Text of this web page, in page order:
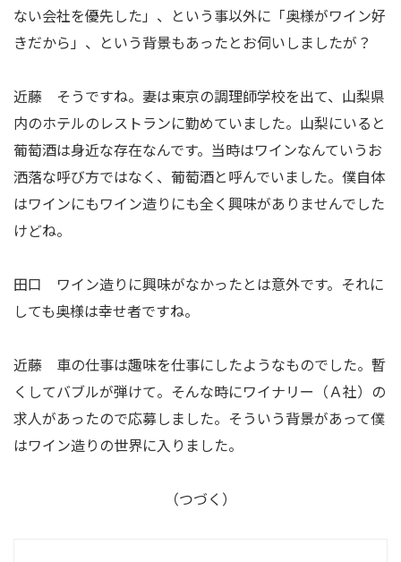
ない会社を優先した」、という事以外に「奥様がワイン好
きだから」、という背景もあったとお伺いしましたが？
近藤 そうですね。妻は東京の調理師学校を出て、山梨県
内のホテルのレストランに勤めていました。山梨にいると
葡萄酒は身近な存在なんです。当時はワインなんていうお
洒落な呼び方ではなく、葡萄酒と呼んでいました。僕自体
はワインにもワイン造りにも全く興味がありませんでした
けどね。
田口 ワイン造りに興味がなかったとは意外です。それに
しても奥様は幸せ者ですね。
近藤 車の仕事は趣味を仕事にしたようなものでした。暫
くしてバブルが弾けて。そんな時にワイナリー（Ａ社）の
求人があったので応募しました。そういう背景があって僕
はワイン造りの世界に入りました。
（つづく）